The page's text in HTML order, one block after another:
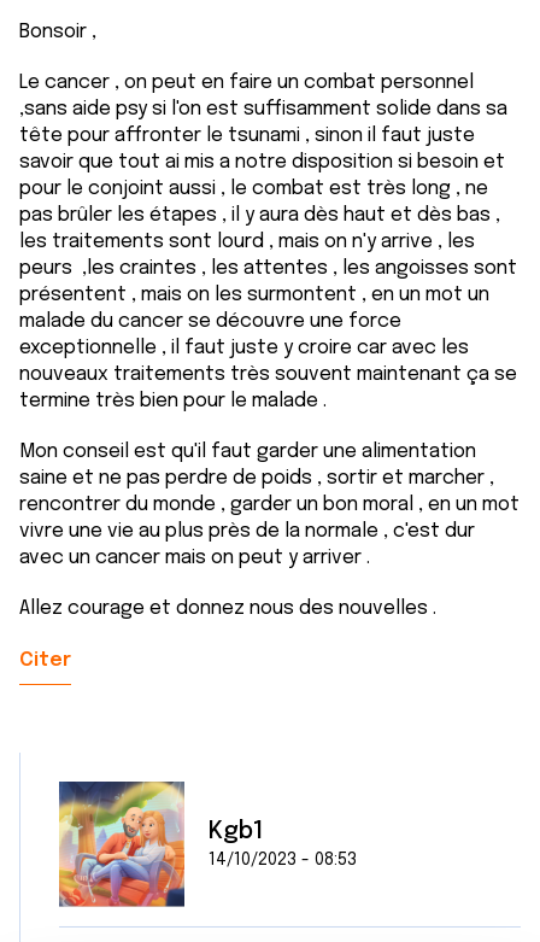
Bonsoir ,
Le cancer , on peut en faire un combat personnel
,sans aide psy si l'on est suffisamment solide dans sa
tête pour affronter le tsunami , sinon il faut juste
savoir que tout ai mis a notre disposition si besoin et
pour le conjoint aussi , le combat est très long , ne
pas brûler les étapes , il y aura dès haut et dès bas ,
les traitements sont lourd , mais on n'y arrive , les
peurs ,les craintes , les attentes , les angoisses sont
présentent , mais on les surmontent , en un mot un
malade du cancer se découvre une force
exceptionnelle , il faut juste y croire car avec les
nouveaux traitements très souvent maintenant ça se
termine très bien pour le malade .
Mon conseil est qu'il faut garder une alimentation
saine et ne pas perdre de poids , sortir et marcher ,
rencontrer du monde , garder un bon moral , en un mot
vivre une vie au plus près de la normale , c'est dur
avec un cancer mais on peut y arriver .
Allez courage et donnez nous des nouvelles .
Citer
Kgb1
14/10/2023 - 08:53